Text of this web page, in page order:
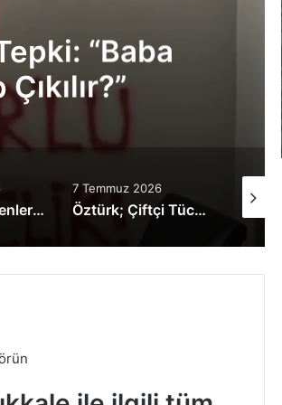
“Baba
Yörük Türkmenlerden MHP’ye Hayırlı Olsun Ziyareti
7 Temmuz 2026
Öztürk; Çiftçi Tüccara Teslim Edilmemeli